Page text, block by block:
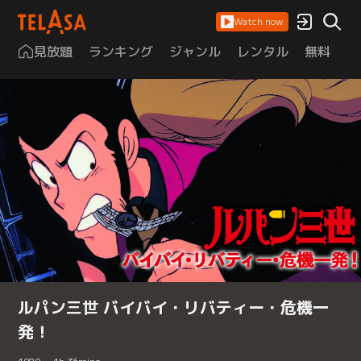
Watch now
見放題 ランキング ジャンル レンタル 無料
ルパン三世 バイバイ・リバティー・危機一
発！